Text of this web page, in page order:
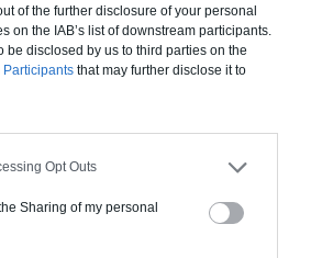
of the further disclosure of your personal
on the IAB’s list of downstream participants.
be disclosed by us to third parties on the
Participants that may further disclose it to
Opt Outs
Sharing of my personal
les projets de construction (maisons
comme le garage, l’abri de jardin
On le demande aussi pour la
surélévation de la toiture, etc.)
de faire une demande de permis